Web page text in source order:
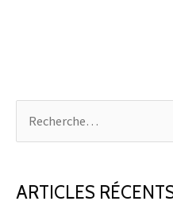
e
h
ARTICLES